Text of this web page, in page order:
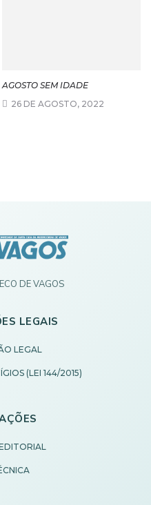
AGOSTO SEM IDADE
26 DE AGOSTO, 2022
DE VAGOS
LEGAIS
LEGAL
(LEI 144/2015)